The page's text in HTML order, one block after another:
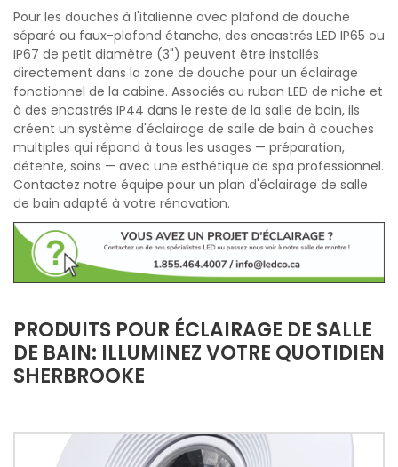
Pour les douches à l'italienne avec plafond de douche
séparé ou faux-plafond étanche, des encastrés LED IP65 ou
IP67 de petit diamètre (3") peuvent être installés
directement dans la zone de douche pour un éclairage
fonctionnel de la cabine. Associés au ruban LED de niche et
à des encastrés IP44 dans le reste de la salle de bain, ils
créent un système d'éclairage de salle de bain à couches
multiples qui répond à tous les usages — préparation,
détente, soins — avec une esthétique de spa professionnel.
Contactez notre équipe pour un plan d'éclairage de salle
de bain adapté à votre rénovation.
PRODUITS POUR ÉCLAIRAGE DE SALLE
DE BAIN: ILLUMINEZ VOTRE QUOTIDIEN
SHERBROOKE